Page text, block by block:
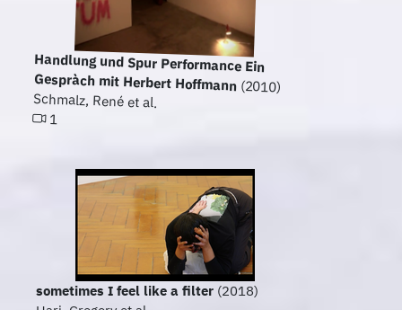
Handlung und Spur Performance Ein
Gespràch mit Herbert Hoffmann(2010)
Schmalz, René et al.
1
sometimes I feel like a filter (2018)